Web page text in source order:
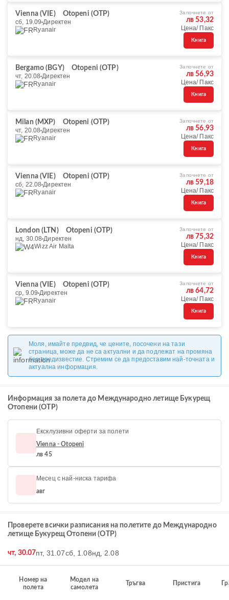
Vienna (VIE)
Otopeni (OTP)
сб, 19.09 Директен
Ryanair
Започнете от
лв 53,32
Цена/ Пакс
Книга
Bergamo (BGY)
Otopeni (OTP)
чт, 20.08 Директен
Ryanair
Започнете от
лв 56,93
Цена/ Пакс
Книга
Milan (MXP)
Otopeni (OTP)
чт, 20.08 Директен
Ryanair
Започнете от
лв 56,93
Цена/ Пакс
Книга
Vienna (VIE)
Otopeni (OTP)
сб, 22.08 Директен
Ryanair
Започнете от
лв 59,18
Цена/ Пакс
Книга
London (LTN)
Otopeni (OTP)
нд, 30.08 Директен
Wizz Air Malta
Започнете от
лв 75,32
Цена/ Пакс
Книга
Vienna (VIE)
Otopeni (OTP)
ср, 9.09 Директен
Ryanair
Започнете от
лв 64,72
Цена/ Пакс
Книга
Моля, имайте предвид, че цените, посочени на тази
страница, може да не са актуални и да подлежат на промяна
без предизвестие. Стремим се да предоставим най-точната и
актуална информация.
Информация за полета до Международно летище Букурещ
Отопени (OTP)
Ексклузивни оферти за полети
Vienna - Otopeni
лв 45
Месец с най-ниска тарифа
авг
Проверете всички разписания на полетите до Международно
летище Букурещ Отопени (OTP)
чт, 30.07пт, 31.07сб, 1.08нд, 2.08
Номер на
полета
Модел на
самолета
Тръгва Пристига